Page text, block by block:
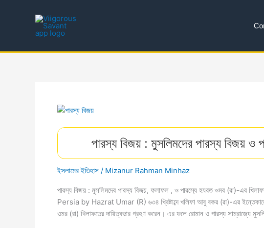
পারস্য বিজয় : মুসলিমদের পারস্য বিজয় ও
ইসলামের ইতিহাস / Mizanur Rahman Minhaz
পারস্য বিজয় : মুসলিমদের পারস্য বিজয়, ফলাফল , ও পারস্যে হযরত ওমর (রা)-
Persia by Hazrat Umar (R) ৬৩৪ খ্রিষ্টাব্দে খলিফা আবু বকর (রা)-এর ইন্তেকালের
ওমর (রা) খিলাফতের দায়িত্বভার গ্রহণ করেন। এর ফলে রােমান ও পারস্য সাম্রাজ্যে